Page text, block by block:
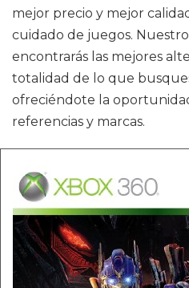
mejor precio y mejor
cuidado de juegos.
encontrarás las mejores
totalidad de lo que
ofreciéndote la
referencias y marcas.